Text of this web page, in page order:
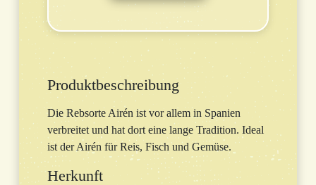
Produktbeschreibung
Die Rebsorte Airén ist vor allem in Spanien
verbreitet und hat dort eine lange Tradition. Ideal
ist der Airén für Reis, Fisch und Gemüse.
Herkunft